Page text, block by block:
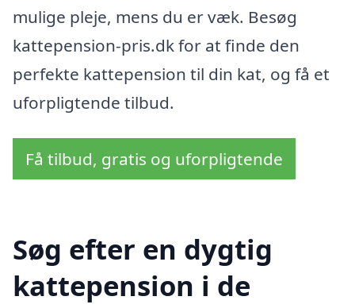
mulige pleje, mens du er væk. Besøg
kattepension-pris.dk for at finde den
perfekte kattepension til din kat, og få et
uforpligtende tilbud.
Få tilbud, gratis og uforpligtende
Søg efter en dygtig
kattepension i de